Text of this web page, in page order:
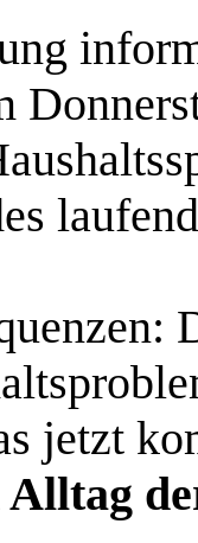
jetzt
Alltag